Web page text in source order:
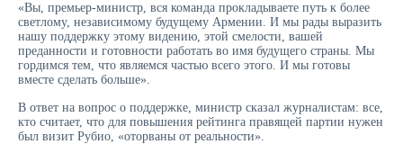
«Вы, премьер-министр, вся команда прокладываете путь к более
светлому, независимому будущему Армении. И мы рады выразить
нашу поддержку этому видению, этой смелости, вашей
преданности и готовности работать во имя будущего страны. Мы
гордимся тем, что являемся частью всего этого. И мы готовы
вместе сделать больше».
В ответ на вопрос о поддержке, министр сказал журналистам: все,
кто считает, что для повышения рейтинга правящей партии нужен
был визит Рубио, «оторваны от реальности».